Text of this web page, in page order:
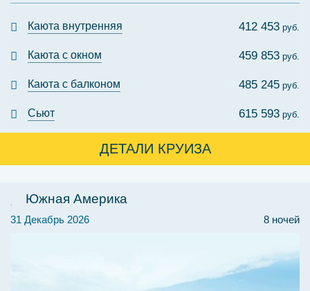
Каюта внутренняя 412 453 руб.
Каюта с окном 459 853 руб.
Каюта с балконом 485 245 руб.
Сьют 615 593 руб.
ДЕТАЛИ КРУИЗА
Южная Америка
8 ночей
31 Декабрь 2026